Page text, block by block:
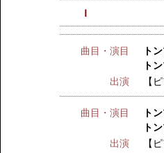
Ⅰ
曲目・演目
ト
ト
出演
【
曲目・演目
ト
ト
出演
【